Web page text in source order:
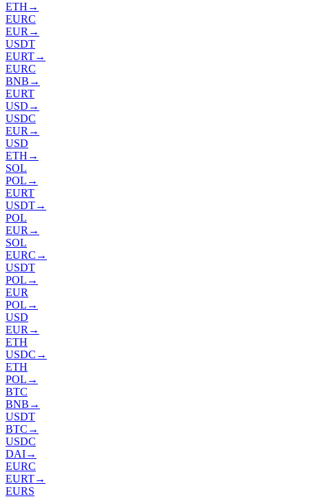
ETH →
EURC
EUR →
USDT
EURT→
EURC
BNB →
EURT
USD →
USDC
EUR →
USD
ETH →
SOL
POL →
EURT
USDT→
POL
EUR →
SOL
EURC →
USDT
POL →
EUR
POL →
USD
EUR →
ETH
USDC →
ETH
POL →
BTC
BNB →
USDT
BTC →
USDC
DAI→
EURC
EURT→
EURS